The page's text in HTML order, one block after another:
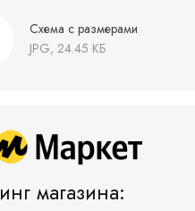
Схема с размерами
JPG, 24.45 КБ
магазина: